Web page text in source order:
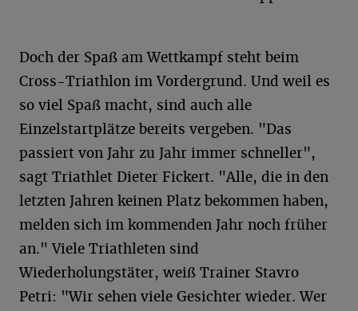
Doch der Spaß am Wettkampf steht beim
Cross-Triathlon im Vordergrund. Und weil es
so viel Spaß macht, sind auch alle
Einzelstartplätze bereits vergeben. "Das
passiert von Jahr zu Jahr immer schneller",
sagt Triathlet Dieter Fickert. "Alle, die in den
letzten Jahren keinen Platz bekommen haben,
melden sich im kommenden Jahr noch früher
an." Viele Triathleten sind
Wiederholungstäter, weiß Trainer Stavro
Petri: "Wir sehen viele Gesichter wieder. Wer